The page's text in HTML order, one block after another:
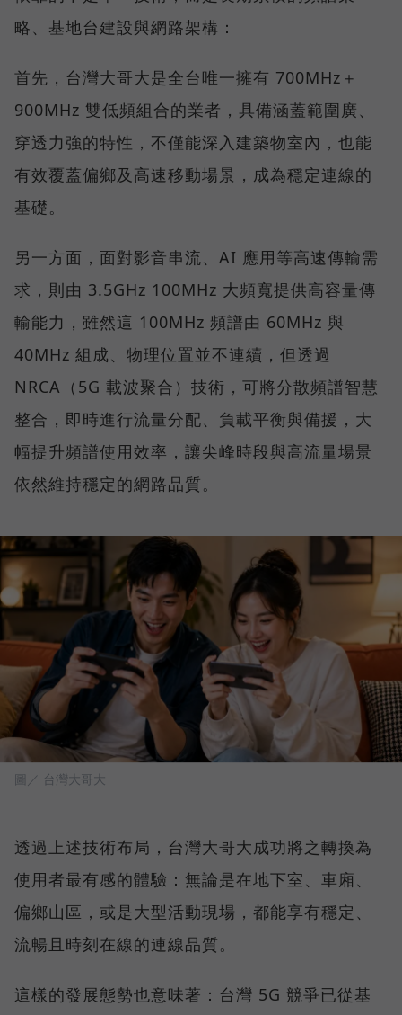
略、基地台建設與網路架構：
首先，台灣大哥大是全台唯一擁有 700MHz＋
900MHz 雙低頻組合的業者，具備涵蓋範圍廣、
穿透力強的特性，不僅能深入建築物室內，也能
有效覆蓋偏鄉及高速移動場景，成為穩定連線的
基礎。
另一方面，面對影音串流、AI 應用等高速傳輸需
求，則由 3.5GHz 100MHz 大頻寬提供高容量傳
輸能力，雖然這 100MHz 頻譜由 60MHz 與
40MHz 組成、物理位置並不連續，但透過
NRCA（5G 載波聚合）技術，可將分散頻譜智慧
整合，即時進行流量分配、負載平衡與備援，大
幅提升頻譜使用效率，讓尖峰時段與高流量場景
依然維持穩定的網路品質。
圖／ 台灣大哥大
透過上述技術布局，台灣大哥大成功將之轉換為
使用者最有感的體驗：無論是在地下室、車廂、
偏鄉山區，或是大型活動現場，都能享有穩定、
流暢且時刻在線的連線品質。
這樣的發展態勢也意味著：台灣 5G 競爭已從基